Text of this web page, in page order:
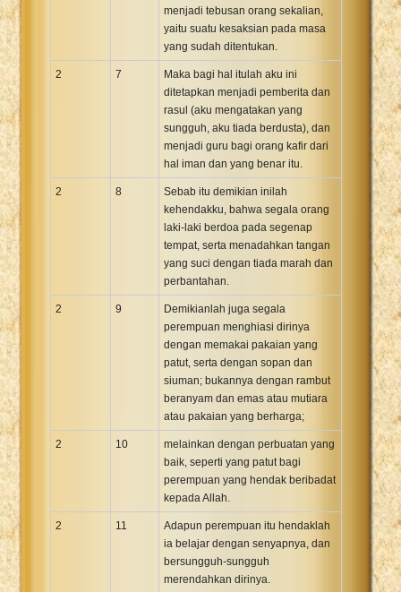
menjadi tebusan orang sekalian,
yaitu suatu kesaksian pada masa
yang sudah ditentukan.
2 7
Maka bagi hal itulah aku ini
ditetapkan menjadi pemberita dan
rasul (aku mengatakan yang
sungguh, aku tiada berdusta), dan
menjadi guru bagi orang kafir dari
hal iman dan yang benar itu.
2 8
Sebab itu demikian inilah
kehendakku, bahwa segala orang
laki-laki berdoa pada segenap
tempat, serta menadahkan tangan
yang suci dengan tiada marah dan
perbantahan.
2 9
Demikianlah juga segala
perempuan menghiasi dirinya
dengan memakai pakaian yang
patut, serta dengan sopan dan
siuman; bukannya dengan rambut
beranyam dan emas atau mutiara
atau pakaian yang berharga;
2 10
melainkan dengan perbuatan yang
baik, seperti yang patut bagi
perempuan yang hendak beribadat
kepada Allah.
2 11
Adapun perempuan itu hendaklah
ia belajar dengan senyapnya, dan
bersungguh-sungguh
merendahkan dirinya.